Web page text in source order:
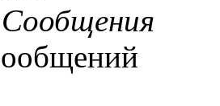
Сообщения